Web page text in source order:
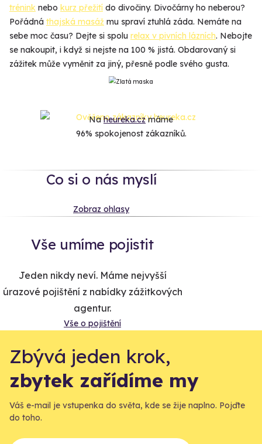
trénink nebo kurz přežití do divočiny. Divočárny ho neberou?
Pořádná thajská masáž mu spraví ztuhlá záda. Nemáte na
sebe moc času? Dejte si spolu relax v pivních lázních. Nebojte
se nakoupit, i když si nejste na 100 % jistá. Obdarovaný si
zážitek může vyměnit za jiný, přesně podle svého gusta.
Naheureka.czmáme
96% spokojenost zákazníků.
Co si o nás myslí
Zobraz ohlasy
Vše umíme pojistit
Jeden nikdy neví. Máme nejvyšší
úrazové pojištění z nabídky zážitkových
agentur.
Vše o pojištění
Zbývá jeden krok,
zbytek zařídíme my
Váš e-mail je vstupenka do světa, kde se žije naplno. Pojďte
do toho.